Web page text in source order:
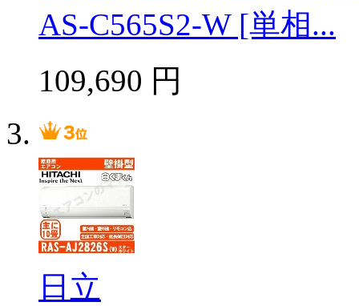
AS-C565S2-W [単相...
109,690 円
日立